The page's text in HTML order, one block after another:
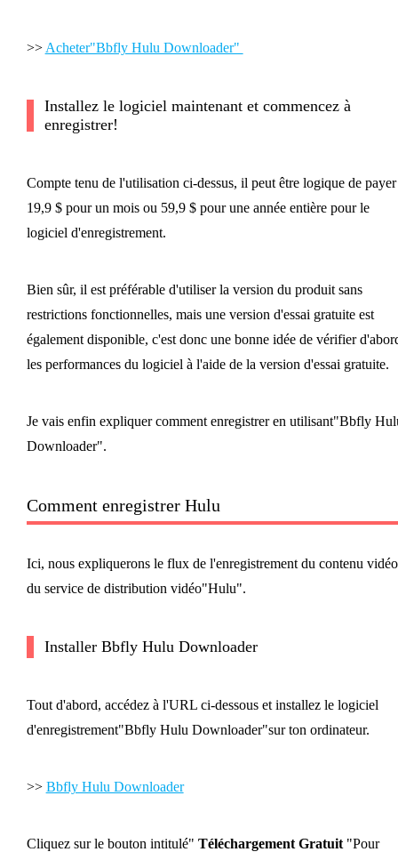
>> Acheter"Bbfly Hulu Downloader"
Installez le logiciel maintenant et commencez à
enregistrer!
Compte tenu de l'utilisation ci-dessus, il peut être logique de payer
19,9 $ pour un mois ou 59,9 $ pour une année entière pour le
logiciel d'enregistrement.
Bien sûr, il est préférable d'utiliser la version du produit sans
restrictions fonctionnelles, mais une version d'essai gratuite est
également disponible, c'est donc une bonne idée de vérifier
les performances du logiciel à l'aide de la version d'essai gratuite.
Je vais enfin expliquer comment enregistrer en utilisant"Bbfly
Downloader".
Comment enregistrer Hulu
Ici, nous expliquerons le flux de l'enregistrement du contenu vidéo
du service de distribution vidéo"Hulu".
Installer Bbfly Hulu Downloader
Tout d'abord, accédez à l'URL ci-dessous et installez le logiciel
d'enregistrement"Bbfly Hulu Downloader"sur ton ordinateur.
>> Bbfly Hulu Downloader
Cliquez sur le bouton intitulé" Téléchargement Gratuit "Pour